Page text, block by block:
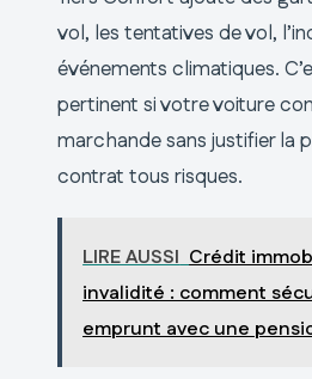
vol, les tentatives de vol,
événements climatiques.
pertinent si votre voiture
marchande sans justifier la
contrat tous risques.
LIRE AUSSI Crédit
invalidité : comment
emprunt avec une